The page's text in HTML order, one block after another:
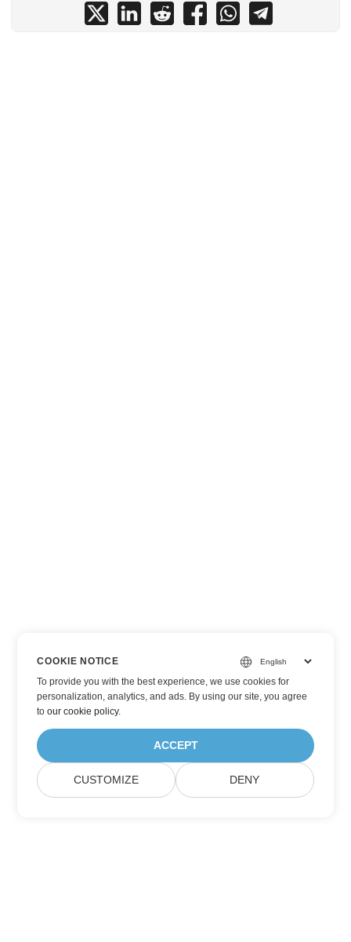
COOKIE NOTICE
To provide you with the best experience, we use cookies for
personalization, analytics, and ads. By using our site, you agree
toour cookie policy.
ACCEPT
CUSTOMIZE DENY